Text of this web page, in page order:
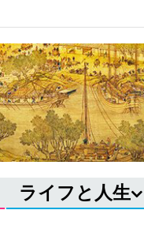
ライフと人生